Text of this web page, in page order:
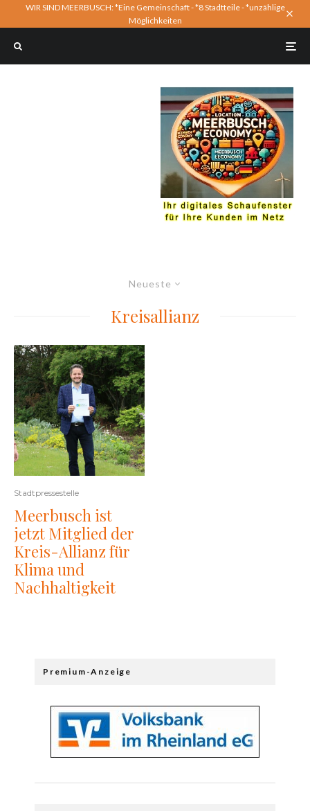
WIR SIND MEERBUSCH: *Eine Gemeinschaft - *8 Stadtteile - *unzählige
Möglichkeiten
Neueste
Kreisallianz
Stadtpressestelle
Meerbusch ist
jetzt Mitglied der
Kreis-Allianz für
Klima und
Nachhaltigkeit
Premium-Anzeige